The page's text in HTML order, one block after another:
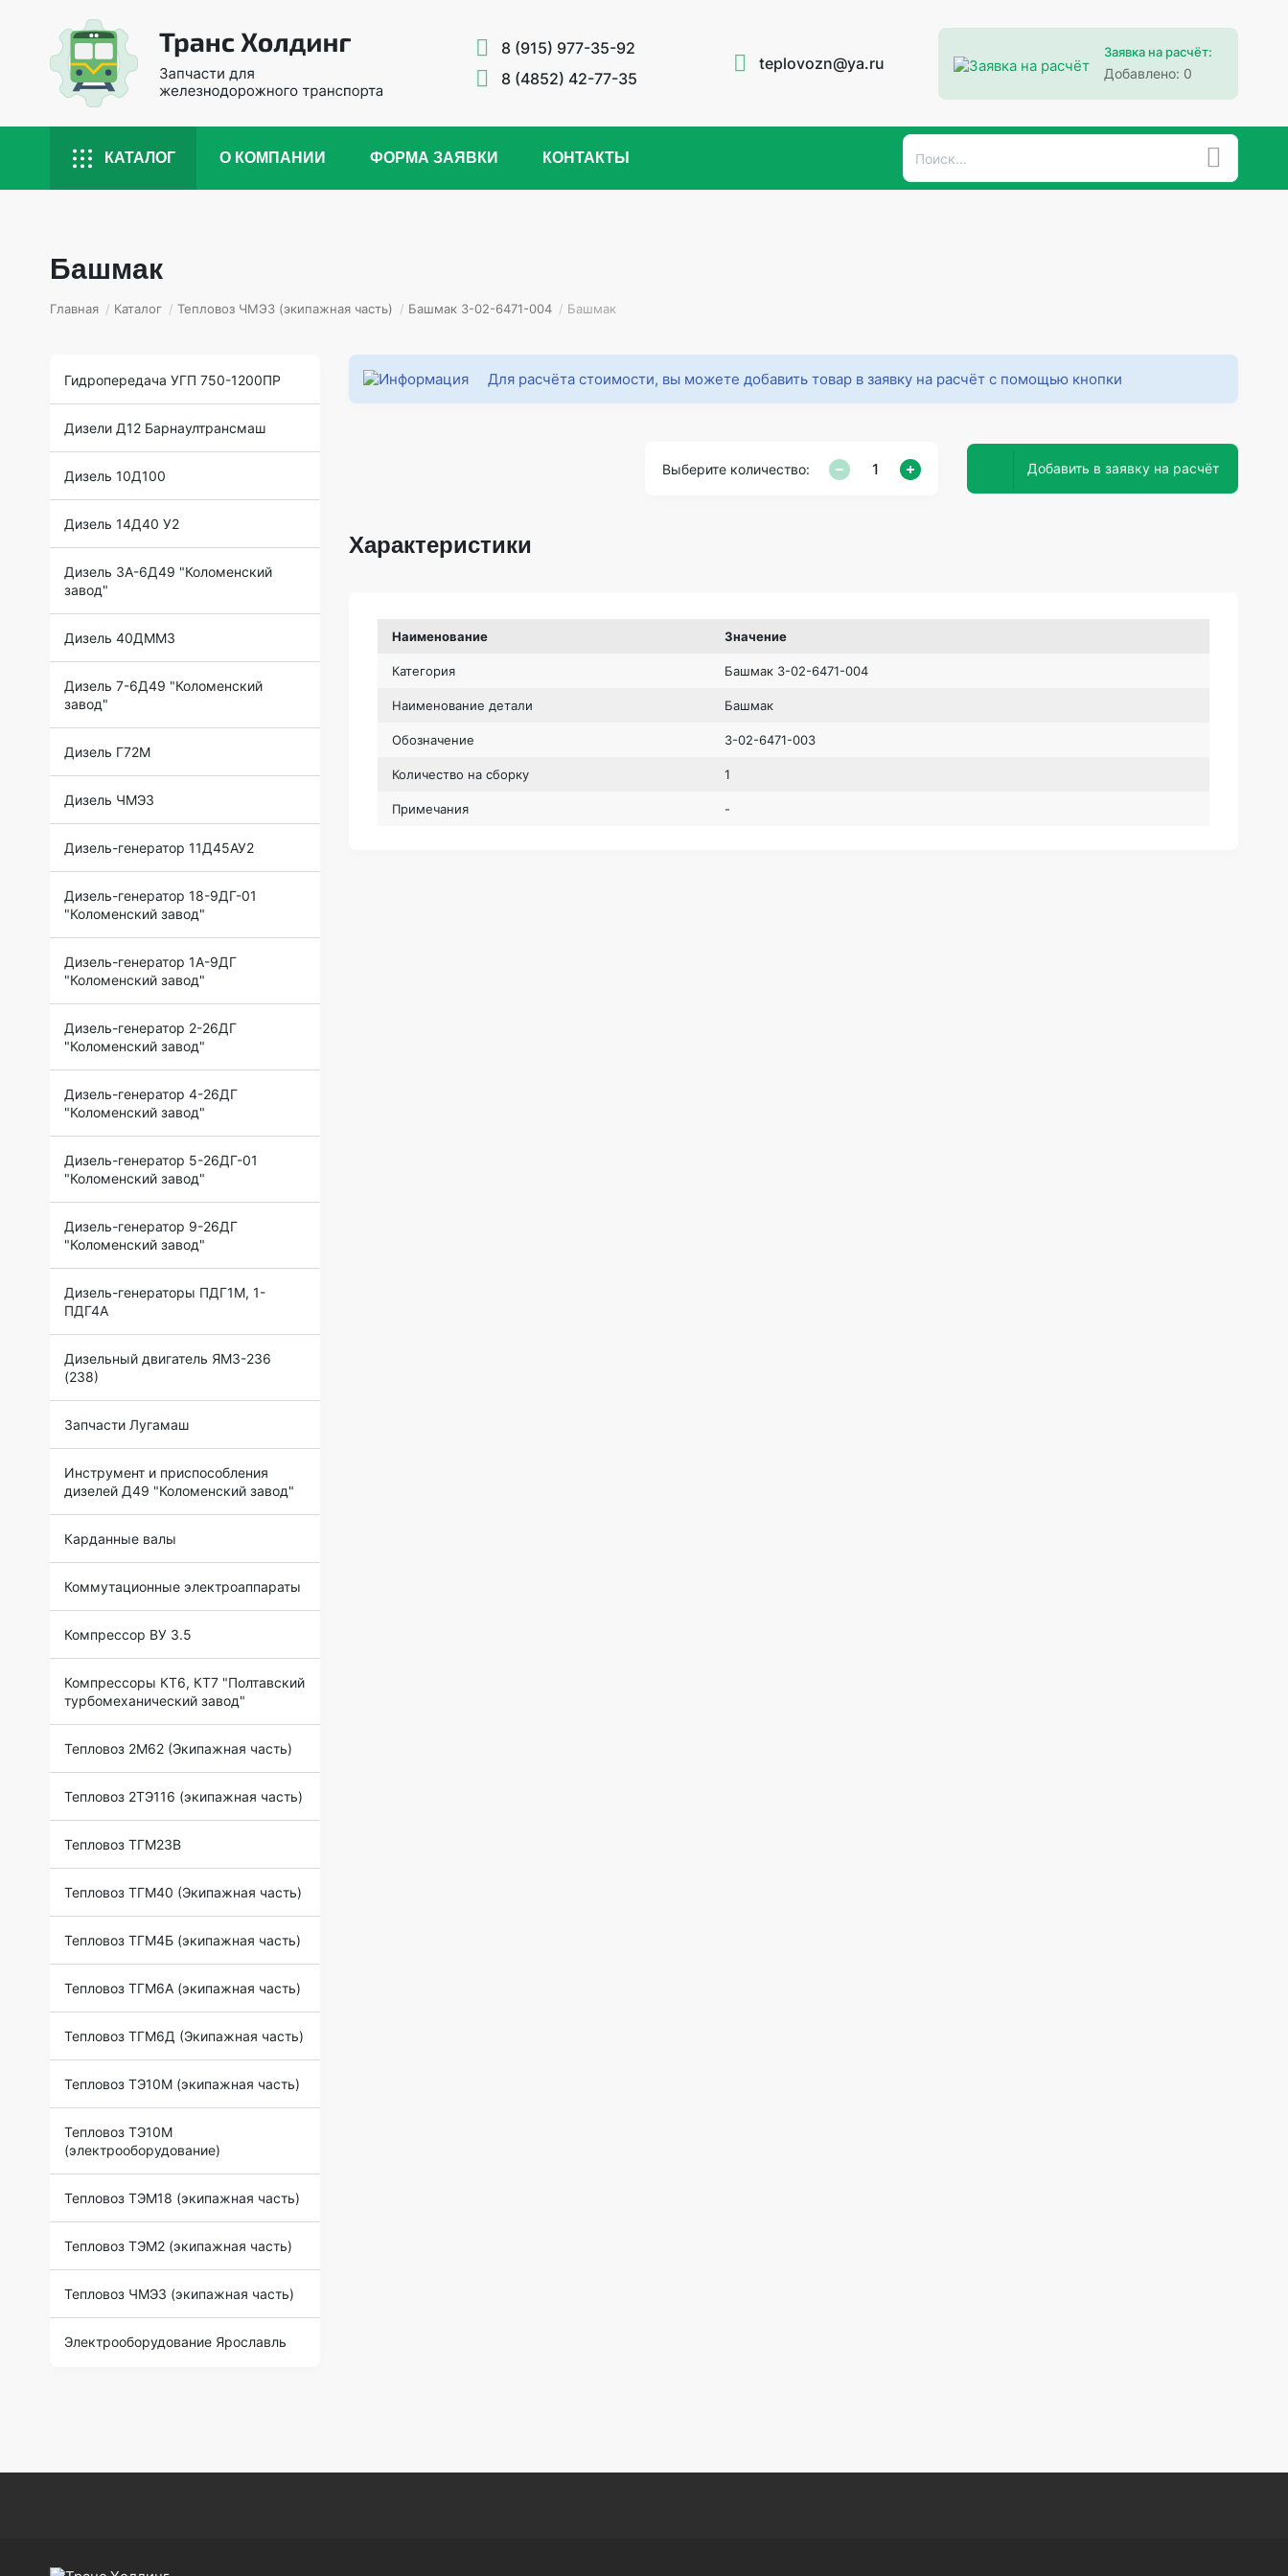
8 (915) 977-35-92
8 (4852) 42-77-35
teplovozn@ya.ru
Заявка на расчёт:
Добавлено: 0
КАТАЛОГ О КОМПАНИИ ФОРМА ЗАЯВКИ КОНТАКТЫ
Башмак
Главная / Каталог / Тепловоз ЧМЭ3 (экипажная часть) / Башмак 3-02-6471-004 / Башмак
Гидропередача УГП 750-1200ПР
Дизели Д12 Барнаултрансмаш
Дизель 10Д100
Дизель 14Д40 У2
Дизель 3А-6Д49 "Коломенский
завод"
Дизель 40ДММЗ
Дизель 7-6Д49 "Коломенский
завод"
Дизель Г72М
Дизель ЧМЭ3
Дизель-генератор 11Д45АУ2
Дизель-генератор 18-9ДГ-01
"Коломенский завод"
Дизель-генератор 1А-9ДГ
"Коломенский завод"
Дизель-генератор 2-26ДГ
"Коломенский завод"
Дизель-генератор 4-26ДГ
"Коломенский завод"
Дизель-генератор 5-26ДГ-01
"Коломенский завод"
Дизель-генератор 9-26ДГ
"Коломенский завод"
Дизель-генераторы ПДГ1М, 1-
ПДГ4А
Дизельный двигатель ЯМЗ-236
(238)
Запчасти Лугамаш
Инструмент и приспособления
дизелей Д49 "Коломенский завод"
Карданные валы
Коммутационные электроаппараты
Компрессор ВУ 3.5
Компрессоры КТ6, КТ7 "Полтавский
турбомеханический завод"
Тепловоз 2М62 (Экипажная часть)
Тепловоз 2ТЭ116 (экипажная часть)
Тепловоз ТГМ23В
Тепловоз ТГМ40 (Экипажная часть)
Тепловоз ТГМ4Б (экипажная часть)
Тепловоз ТГМ6А (экипажная часть)
Тепловоз ТГМ6Д (Экипажная часть)
Тепловоз ТЭ10М (экипажная часть)
Тепловоз ТЭ10М
(электрооборудование)
Тепловоз ТЭМ18 (экипажная часть)
Тепловоз ТЭМ2 (экипажная часть)
Тепловоз ЧМЭ3 (экипажная часть)
Электрооборудование Ярославль
Для расчёта стоимости, вы можете добавить товар в заявку на расчёт с помощью кнопки
Выберите количество: Добавить в заявку на расчёт
Характеристики
Наименование Значение
Категория Башмак 3-02-6471-004
Наименование детали Башмак
Обозначение 3-02-6471-003
Количество на сборку 1
Примечания -